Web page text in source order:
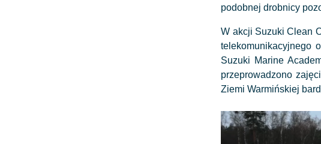
podobnej drobnicy
W akcji Suzuki Clean
telekomunikacyjnego
Suzuki Marine
przeprowadzono
Ziemi Warmińskiej